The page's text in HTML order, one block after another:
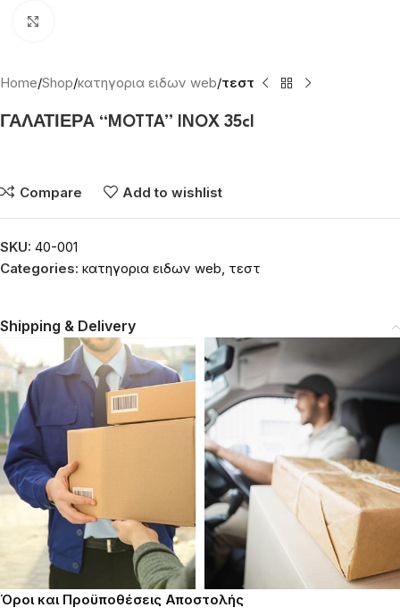
Home Shop κατηγορια ειδων web τεστ
ΓΑΛΑΤΙΕΡA “MOTTA” INOX 35cl
Compare Add to wishlist
SKU: 40-001
Categories: κατηγορια ειδων web, τεστ
Shipping & Delivery
Όροι και Προϋποθέσεις Αποστολής